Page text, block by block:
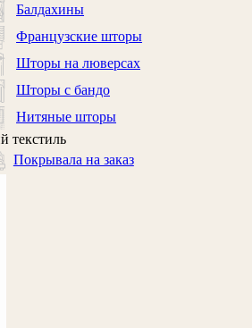
Балдахины
Французские шторы
Шторы на люверсах
Шторы с бандо
Нитяные шторы
текстиль
Покрывала на заказ